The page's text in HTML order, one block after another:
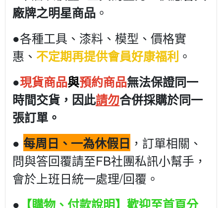
廠牌之明星商品 。
●各種工具、漆料、模型、價格實
惠、 不定期再提供會員好康福利 。
●現貨商品與預約商品無法保證同一
時間交貨，因此請勿合併採購於同一
張訂單。
● 每周日、一為休假日 ，訂單相關、
問與答回覆請至FB社團私訊小幫手，
會於上班日統一處理/回覆。
● 【購物、付款說明】歡迎至首頁分